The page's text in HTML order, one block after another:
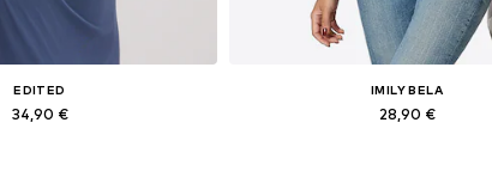
EDITED
34,90 €
IMILY BELA
28,90 €